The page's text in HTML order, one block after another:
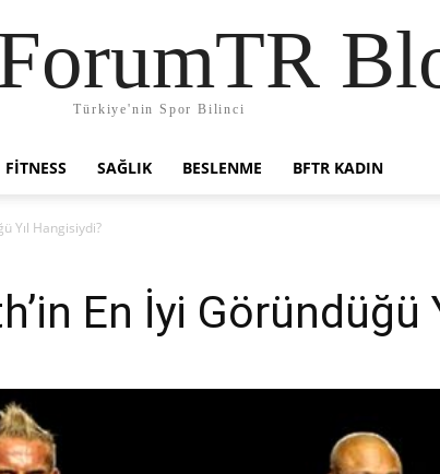
Türkiye'nin Spor Bilinci
FITNESS SAĞLIK BESLENME BFTR KADIN
Yıl Hangisiydi?
En İyi Göründüğü